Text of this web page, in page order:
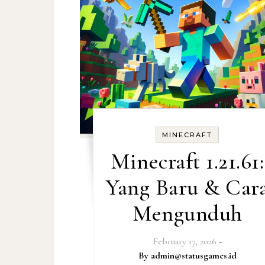
MINECRAFT
Minecraft 1.21.61:
Yang Baru &
Mengunduh
February 17, 2026 -
By admin@statusgames.id